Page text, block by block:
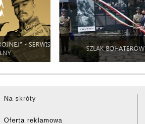
- SERWIS
SZLAK BOHATERÓW
Na skróty
Oferta reklamowa